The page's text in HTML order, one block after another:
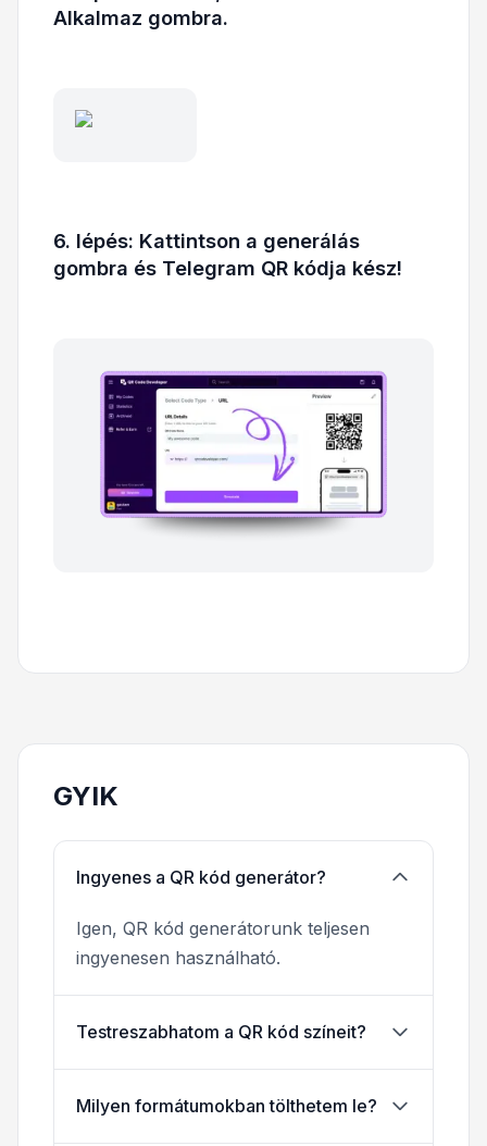
Alkalmaz gombra.
6. lépés: Kattintson a generálás
gombra és Telegram QR kódja kész!
GYIK
Ingyenes a QR kód generátor?
Igen, QR kód generátorunk teljesen
ingyenesen használható.
Testreszabhatom a QR kód színeit?
Milyen formátumokban tölthetem le?